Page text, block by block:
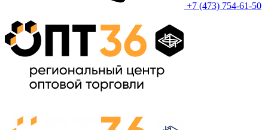
+7 (473) 754-61-50